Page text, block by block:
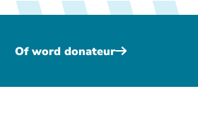
Of word donateur